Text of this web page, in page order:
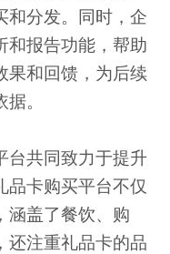
和分发。同时，企
和报告功能，帮助
果和回馈，为后续
。
台共同致力于提升
品卡购买平台不仅
涵盖了餐饮、购
还注重礼品卡的品